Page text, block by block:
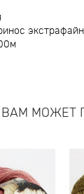
экстрафайн
ВАМ МОЖЕТ